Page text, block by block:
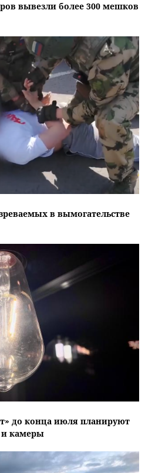
вывезли более 300 мешков
в вымогательстве
до конца июля планируют
и камеры